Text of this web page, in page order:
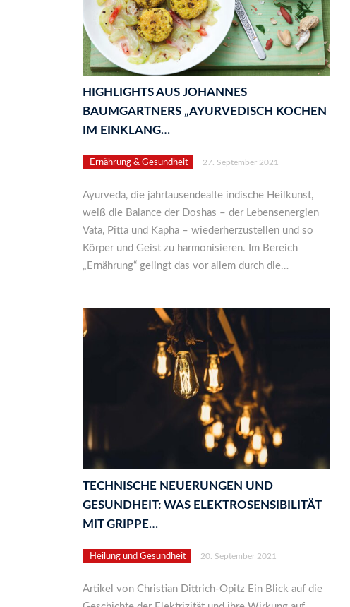
HIGHLIGHTS AUS JOHANNES
BAUMGARTNERS „AYURVEDISCH KOCHEN
IM EINKLANG…
Ernährung & Gesundheit 27. September 2021
Ayurveda, die jahrtausendealte indische Heilkunst,
weiß die Balance der Doshas – der Lebensenergien
Vata, Pitta und Kapha – wiederherzustellen und so
Körper und Geist zu harmonisieren. Im Bereich
„Ernährung“ gelingt das vor allem durch die…
TECHNISCHE NEUERUNGEN UND
GESUNDHEIT: WAS ELEKTROSENSIBILITÄT
MIT GRIPPE…
Heilung und Gesundheit 20. September 2021
Artikel von Christian Dittrich-Opitz Ein Blick auf die